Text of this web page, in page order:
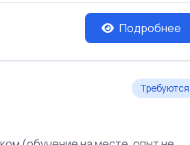
Подробнее
Требуются